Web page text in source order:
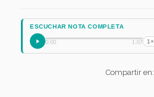
ESCUCHAR NOTA COMPLETA
0:00 1:07 1×
Compartir en: